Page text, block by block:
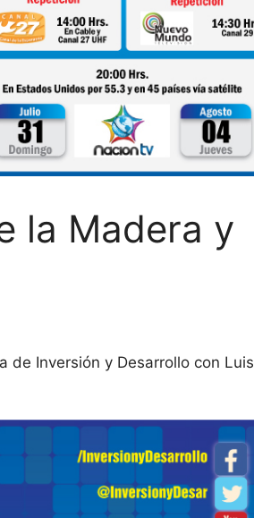
la Madera y
de Inversión y Desarrollo con Luis